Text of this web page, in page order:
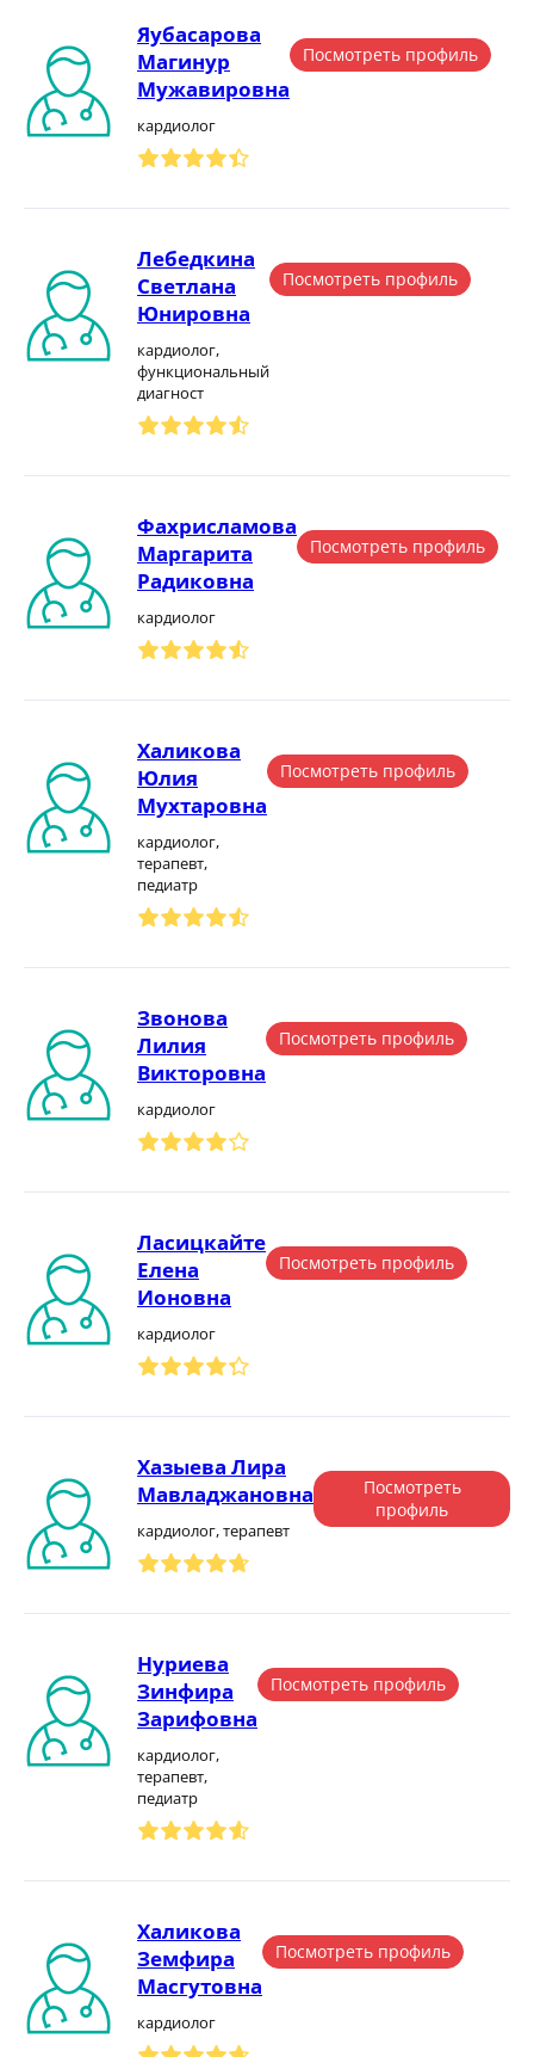
Яубасарова
Магинур
Мужавировна
кардиолог
Посмотреть профиль
Лебедкина
Светлана
Юнировна
кардиолог,
функциональный
диагност
Посмотреть профиль
Фахрисламова
Маргарита
Радиковна
кардиолог
Посмотреть профиль
Халикова
Юлия
Мухтаровна
кардиолог,
терапевт,
педиатр
Посмотреть профиль
Звонова
Лилия
Викторовна
кардиолог
Посмотреть профиль
Ласицкайте
Елена
Ионовна
кардиолог
Посмотреть профиль
Хазыева Лира
Мавладжановна
кардиолог, терапевт
Посмотреть
профиль
Нуриева
Зинфира
Зарифовна
кардиолог,
терапевт,
педиатр
Посмотреть профиль
Халикова
Земфира
Масгутовна
кардиолог
Посмотреть профиль